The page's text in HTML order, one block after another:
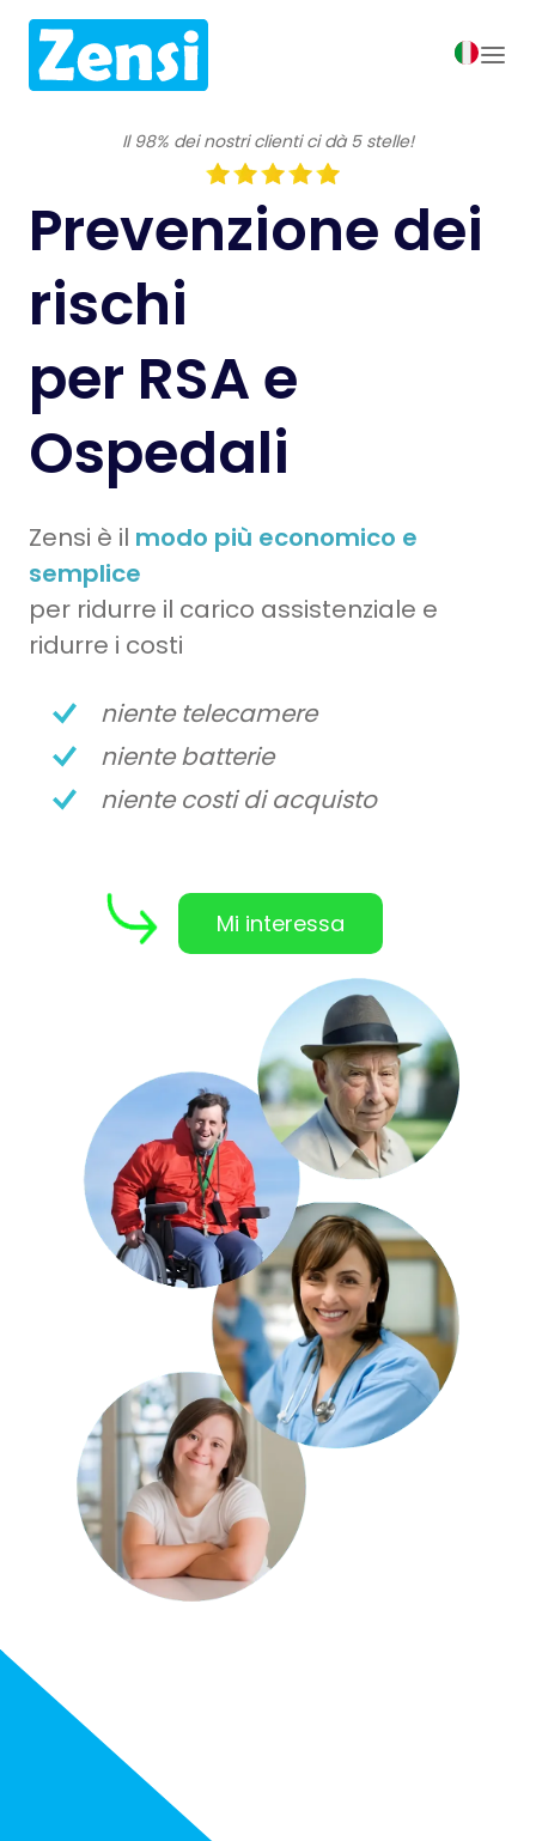
Il 98% dei nostri clienti ci dà 5 stelle!
Prevenzione dei
rischi
per RSA e
Ospedali
Zensi è il modo più economico e
semplice
per ridurre il carico assistenziale e
ridurre i costi
niente telecamere
niente batterie
niente costi di acquisto
Mi interessa